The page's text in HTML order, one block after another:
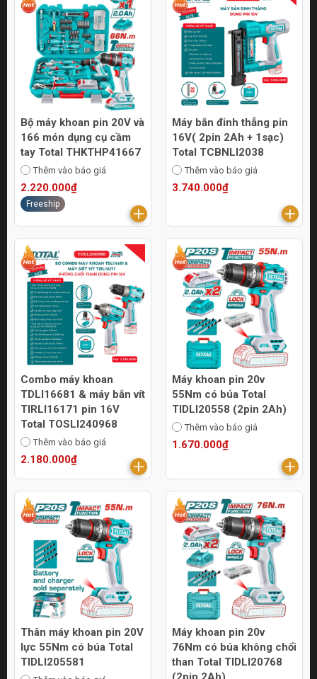
Bộ máy khoan pin 20V và
166 món dụng cụ cầm
tay Total THKTHP41667
Thêm vào báo giá
2.220.000₫
Freeship
Máy bắn đinh thẳng pin
16V( 2pin 2Ah + 1sạc)
Total TCBNLI2038
Thêm vào báo giá
3.740.000₫
Combo máy khoan
TDLI16681 & máy bắn vít
TIRLI16171 pin 16V
Total TOSLI240968
Thêm vào báo giá
2.180.000₫
Máy khoan pin 20v
55Nm có búa Total
TIDLI20558 (2pin 2Ah)
Thêm vào báo giá
1.670.000₫
Thân máy khoan pin 20V
lực 55Nm có búa Total
TIDLI205581
Máy khoan pin 20v
76Nm có búa không chổi
than Total TIDLI20768